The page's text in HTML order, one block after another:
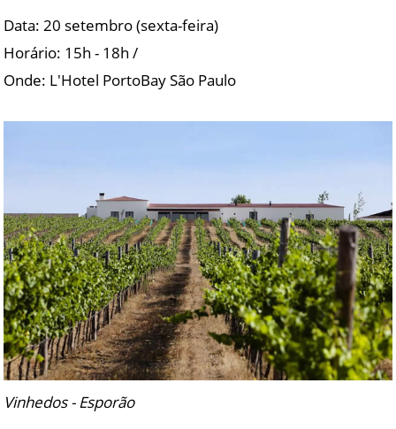
Data: 20 setembro (sexta-feira)
Horário: 15h - 18h /
Onde: L'Hotel PortoBay São Paulo
Vinhedos - Esporão